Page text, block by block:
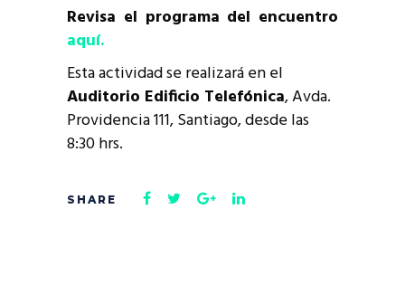
Revisa el programa del encuentro
aquí.
Esta actividad se realizará en el
Auditorio Edificio Telefónica, Avda.
Providencia 111, Santiago, desde las
8:30 hrs.